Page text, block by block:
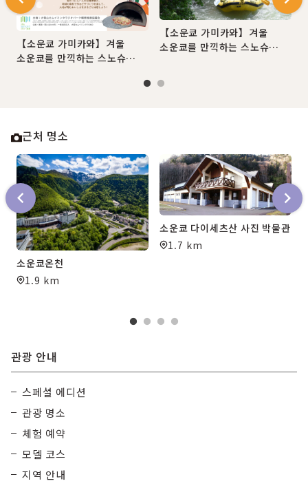
【소운쿄 가미카와】겨울
소운쿄를 만끽하는 스노슈
【소운쿄 가미카와】겨울
소운쿄를 만끽하는 스노슈
근처 명소
소운쿄온천
1.9 km
소운쿄 다이세츠산 사진 박물관
1.7 km
관광 안내
스페셜 에디션
관광 명소
체험 예약
모델 코스
지역 안내